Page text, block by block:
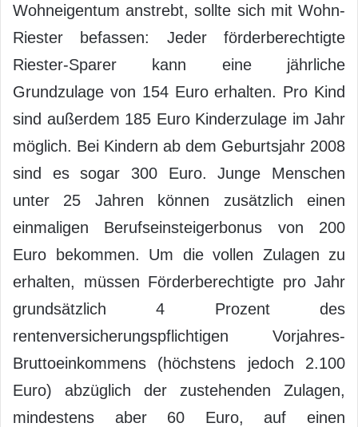
Wohneigentum anstrebt, sollte sich mit Wohn-
Riester befassen: Jeder förderberechtigte
Riester-Sparer kann eine jährliche
Grundzulage von 154 Euro erhalten. Pro Kind
sind außerdem 185 Euro Kinderzulage im Jahr
möglich. Bei Kindern ab dem Geburtsjahr 2008
sind es sogar 300 Euro. Junge Menschen
unter 25 Jahren können zusätzlich einen
einmaligen Berufseinsteigerbonus von 200
Euro bekommen. Um die vollen Zulagen zu
erhalten, müssen Förderberechtigte pro Jahr
grundsätzlich 4 Prozent des
rentenversicherungspflichtigen Vorjahres-
Bruttoeinkommens (höchstens jedoch 2.100
Euro) abzüglich der zustehenden Zulagen,
mindestens aber 60 Euro, auf einen